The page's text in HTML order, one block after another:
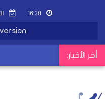
١٦:٣٨
أخر الأخبار: